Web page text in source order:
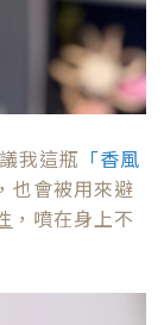
，噴在身上不